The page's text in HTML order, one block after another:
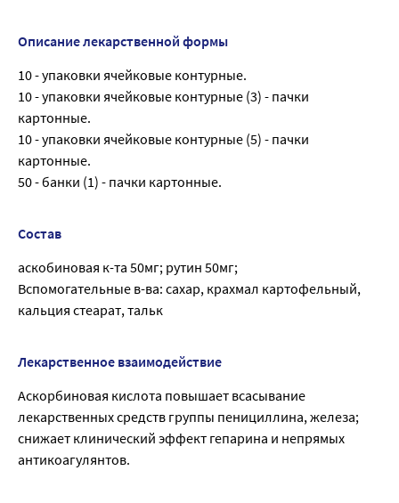
Описание лекарственной формы
10 - упаковки ячейковые контурные.
10 - упаковки ячейковые контурные (3) - пачки
картонные.
10 - упаковки ячейковые контурные (5) - пачки
картонные.
50 - банки (1) - пачки картонные.
Состав
аскобиновая к-та 50мг; рутин 50мг;
Вспомогательные в-ва: сахар, крахмал картофельный,
кальция стеарат, тальк
Лекарственное взаимодействие
Аскорбиновая кислота повышает всасывание
лекарственных средств группы пенициллина, железа;
снижает клинический эффект гепарина и непрямых
антикоагулянтов.